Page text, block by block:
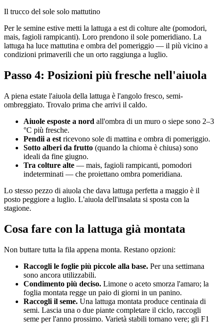
Il trucco del sole solo mattutino
Per le semine estive metti la lattuga a est di colture alte (pomodori,
mais, fagioli rampicanti). Loro prendono il sole pomeridiano. La
lattuga ha luce mattutina e ombra del pomeriggio — il più vicino a
condizioni primaverili che un orto raggiunga a luglio.
Passo 4: Posizioni più fresche nell'aiuola
A piena estate l'aiuola della lattuga è l'angolo fresco, semi-
ombreggiato. Trovalo prima che arrivi il caldo.
Aiuole esposte a nord all'ombra di un muro o siepe sono 2–3
°C più fresche.
Pendii a est ricevono sole di mattina e ombra di pomeriggio.
Sotto alberi da frutto (quando la chioma è chiusa) sono
ideali da fine giugno.
Tra colture alte — mais, fagioli rampicanti, pomodori
indeterminati — che proiettano ombra pomeridiana.
Lo stesso pezzo di aiuola che dava lattuga perfetta a maggio è il
posto peggiore a luglio. L'aiuola dell'insalata si sposta con la
stagione.
Cosa fare con la lattuga già montata
Non buttare tutta la fila appena monta. Restano opzioni:
Raccogli le foglie più piccole alla base. Per una settimana
sono ancora utilizzabili.
Condimento più deciso. Limone o aceto smorza l'amaro; la
foglia montata regge un paio di giorni in un panino.
Raccogli il seme. Una lattuga montata produce centinaia di
semi. Lascia una o due piante completare il ciclo, raccogli
seme per l'anno prossimo. Varietà stabili tornano vere; gli F1